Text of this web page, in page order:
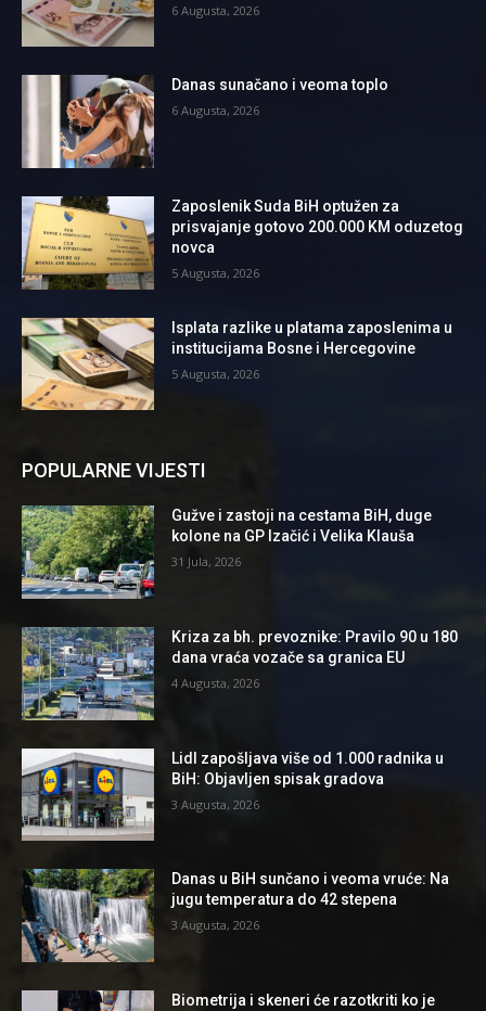
6 Augusta, 2026
Danas sunačano i veoma toplo
6 Augusta, 2026
Zaposlenik Suda BiH optužen za
prisvajanje gotovo 200.000 KM oduzetog
novca
5 Augusta, 2026
Isplata razlike u platama zaposlenima u
institucijama Bosne i Hercegovine
5 Augusta, 2026
POPULARNE VIJESTI
Gužve i zastoji na cestama BiH, duge
kolone na GP Izačić i Velika Klauša
31 Jula, 2026
Kriza za bh. prevoznike: Pravilo 90 u 180
dana vraća vozače sa granica EU
4 Augusta, 2026
Lidl zapošljava više od 1.000 radnika u
BiH: Objavljen spisak gradova
3 Augusta, 2026
Danas u BiH sunčano i veoma vruće: Na
jugu temperatura do 42 stepena
3 Augusta, 2026
Biometrija i skeneri će razotkriti ko je